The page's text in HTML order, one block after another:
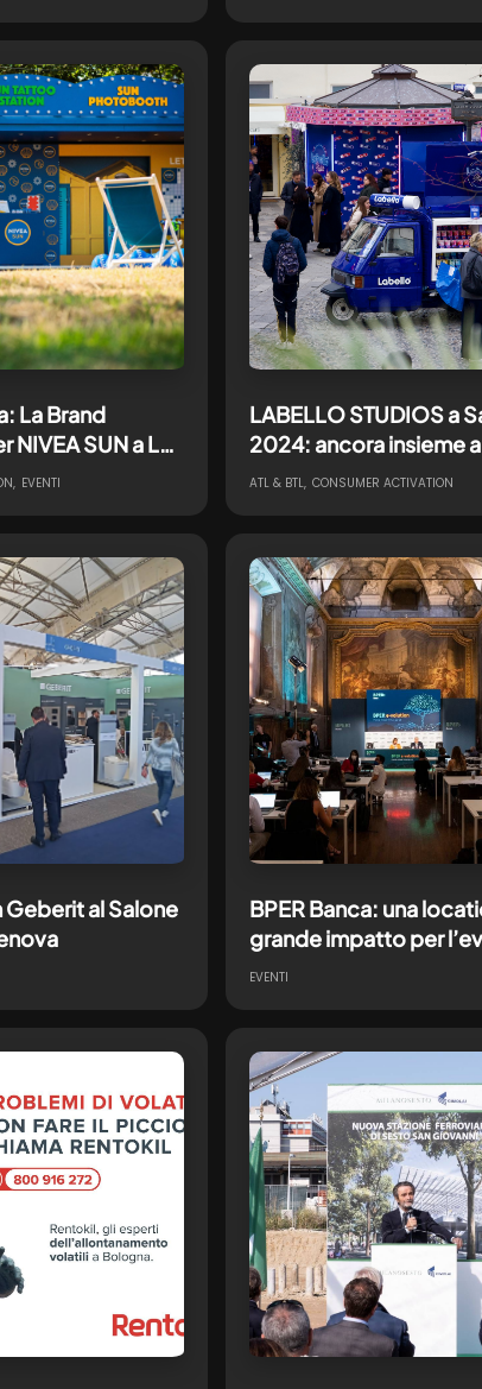
EVENTI
La Brand
SUN a LA
ATL & BTL CONSUMER ACTIVATION
LABELLO STUDIOS a
2024: ancora insieme
con onfield & digital
Geberit al Salone
EVENTI
BPER Banca: una
grande impatto per
presentazione del Piano